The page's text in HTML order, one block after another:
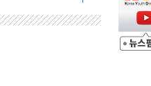
여부도 변수